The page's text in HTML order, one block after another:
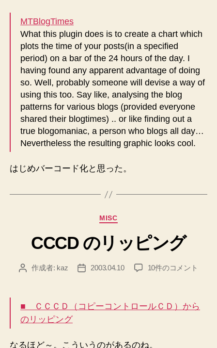
MTBlogTimes
What this plugin does is to create a chart which
plots the time of your posts(in a specified
period) on a bar of the 24 hours of the day. I
having found any apparent advantage of doing
so. Well, probably someone will devise a way of
using this too. Say like, analysing the blog
patterns for various blogs (provided everyone
shared their blogtimes) .. or like finding out a
true blogomaniac, a person who blogs all day…
Nevertheless the resulting graphic looks cool.
はじめバーコード化と思った。
カ
ゴ
リ
MISC
CCCD のリッピング
投
作成者: kaz
投
2003.04.10
CCCD
ピ
へ
10件のコメント
■ ＣＣＣＤ（コピーコントロールＣＤ）から
のリッピング
なるほど～。こういうのがあるのね。